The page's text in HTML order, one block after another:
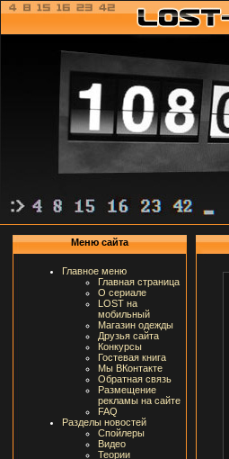
Меню сайта
Главное меню
Главная страница
О сериале
LOST на
мобильный
Магазин одежды
Друзья сайта
Конкурсы
Гостевая книга
Мы ВКонтакте
Обратная связь
Размещение
рекламы на сайте
FAQ
Разделы новостей
Спойлеры
Видео
Теории